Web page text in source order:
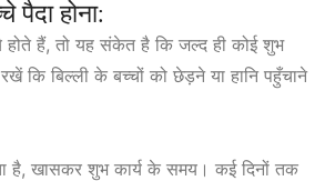
पैदा होना:
होते हैं, तो यह संकेत है कि जल्द ही कोई शुभ
कि बिल्ली के बच्चों को छेड़ने या हानि पहुँचाने
है, खासकर शुभ कार्य के समय। कई दिनों तक